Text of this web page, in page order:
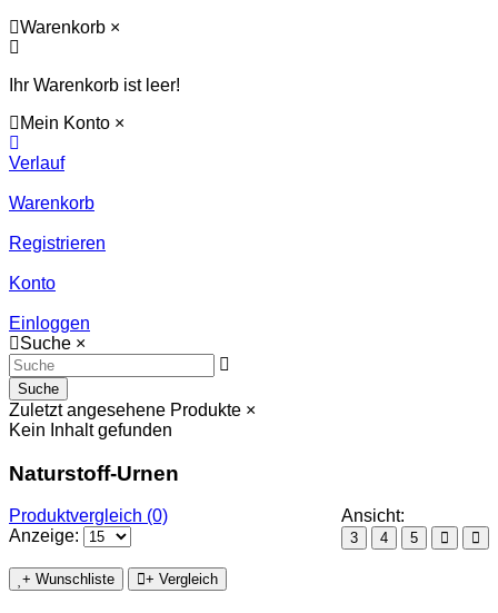
Warenkorb ×
Ihr Warenkorb ist leer!
Mein Konto ×
Verlauf
Warenkorb
Registrieren
Konto
Einloggen
Suche ×
Suche
Zuletzt angesehene Produkte ×
Kein Inhalt gefunden
Naturstoff-Urnen
Ansicht:
3 4 5
Produktvergleich (0)
Anzeige:
+ Wunschliste + Vergleich